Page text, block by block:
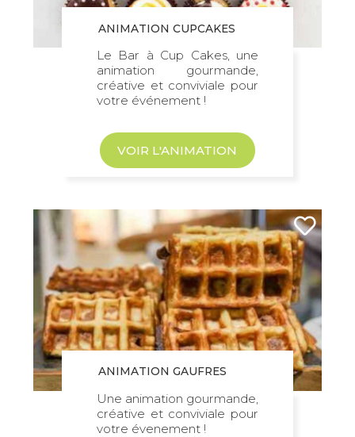
ANIMATION CUPCAKES
Le Bar à Cup Cakes, une
animation gourmande,
créative et conviviale pour
votre événement !
VOIR L'ANIMATION
ANIMATION GAUFRES
Une animation gourmande,
créative et conviviale pour
votre évenement !